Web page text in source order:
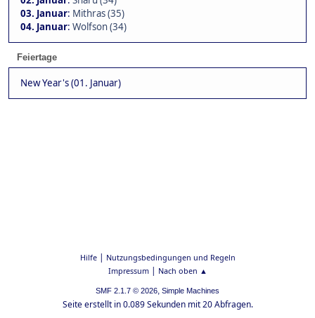
03. Januar: Mithras (35)
04. Januar: Wolfson (34)
Feiertage
New Year's (01. Januar)
Hilfe| Nutzungsbedingungen und Regeln
Impressum| Nach oben ▲
SMF 2.1.7 © 2026, Simple Machines
Seite erstellt in 0.089 Sekunden mit 20 Abfragen.